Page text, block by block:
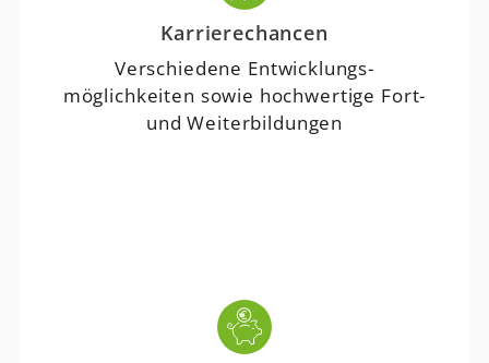
Karrierechancen
Verschiedene Entwicklungs-
möglichkeiten sowie hochwertige Fort-
und Weiterbildungen